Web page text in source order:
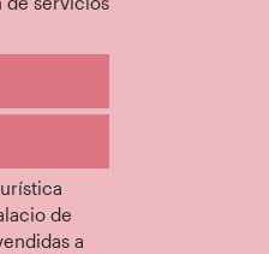
de
a